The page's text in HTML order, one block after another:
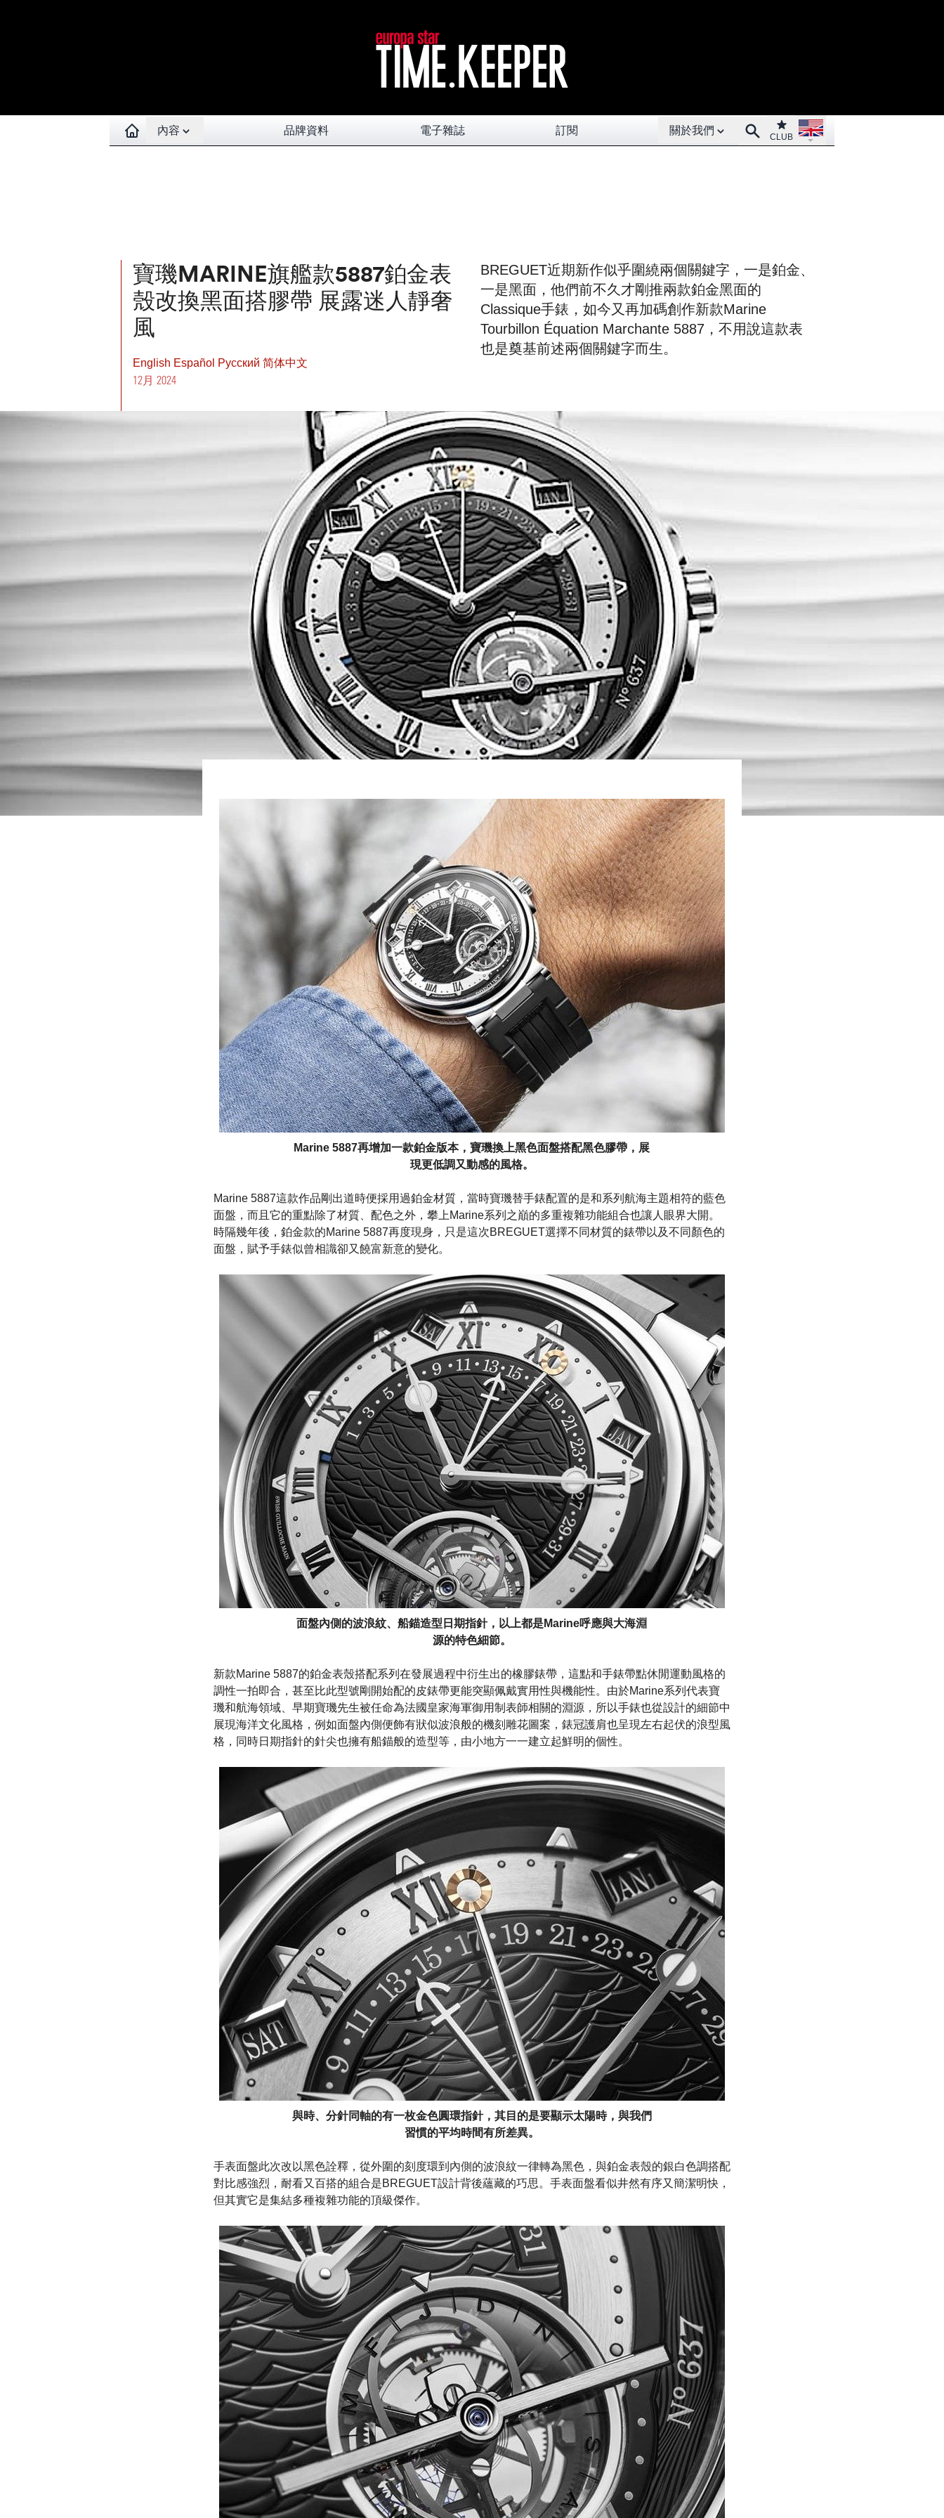
Open contents menu
內容 品牌資料 電子雜誌 訂閱
Open About menu
關於我們 SearchClub
CLUB
Open language menu
寶璣MARINE旗艦款5887鉑金表
殼改換黑面搭膠帶 展露迷人靜奢
風
English Español Pусский 简体中文
12月 2024
BREGUET近期新作似乎圍繞兩個關鍵字，一是鉑金、
一是黑面，他們前不久才剛推兩款鉑金黑面的
Classique手錶，如今又再加碼創作新款Marine
Tourbillon Équation Marchante 5887，不用說這款表
也是奠基前述兩個關鍵字而生。
Marine 5887再增加一款鉑金版本，寶璣換上黑色面盤搭配黑色膠帶，展
現更低調又動感的風格。
Marine 5887這款作品剛出道時便採用過鉑金材質，當時寶璣替手錶配置的是和系列航海主題相符的藍色
面盤，而且它的重點除了材質、配色之外，攀上Marine系列之巔的多重複雜功能組合也讓人眼界大開。
時隔幾年後，鉑金款的Marine 5887再度現身，只是這次BREGUET選擇不同材質的錶帶以及不同顏色的
面盤，賦予手錶似曾相識卻又饒富新意的變化。
面盤內側的波浪紋、船錨造型日期指針，以上都是Marine呼應與大海淵
源的特色細節。
新款Marine 5887的鉑金表殼搭配系列在發展過程中衍生出的橡膠錶帶，這點和手錶帶點休閒運動風格的
調性一拍即合，甚至比此型號剛開始配的皮錶帶更能突顯佩戴實用性與機能性。由於Marine系列代表寶
璣和航海領域、早期寶璣先生被任命為法國皇家海軍御用制表師相關的淵源，所以手錶也從設計的細節中
展現海洋文化風格，例如面盤內側便飾有狀似波浪般的機刻雕花圖案，錶冠護肩也呈現左右起伏的浪型風
格，同時日期指針的針尖也擁有船錨般的造型等，由小地方一一建立起鮮明的個性。
與時、分針同軸的有一枚金色圓環指針，其目的是要顯示太陽時，與我們
習慣的平均時間有所差異。
手表面盤此次改以黑色詮釋，從外圍的刻度環到內側的波浪紋一律轉為黑色，與鉑金表殼的銀白色調搭配
對比感強烈，耐看又百搭的組合是BREGUET設計背後蘊藏的巧思。手表面盤看似井然有序又簡潔明快，
但其實它是集結多種複雜功能的頂級傑作。